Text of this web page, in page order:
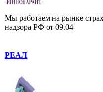
Мы работаем на рынке
надзора РФ от 09.04
РЕАЛ